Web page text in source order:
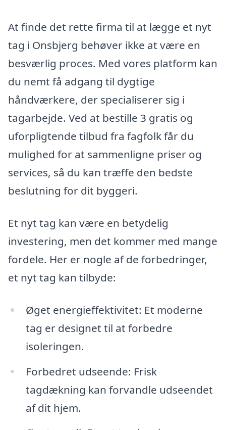
At finde det rette firma til at lægge et nyt
tag i Onsbjerg behøver ikke at være en
besværlig proces. Med vores platform kan
du nemt få adgang til dygtige
håndværkere, der specialiserer sig i
tagarbejde. Ved at bestille 3 gratis og
uforpligtende tilbud fra fagfolk får du
mulighed for at sammenligne priser og
services, så du kan træffe den bedste
beslutning for dit byggeri.
Et nyt tag kan være en betydelig
investering, men det kommer med mange
fordele. Her er nogle af de forbedringer,
et nyt tag kan tilbyde:
Øget energieffektivitet: Et moderne
tag er designet til at forbedre
isoleringen.
Forbedret udseende: Frisk
tagdækning kan forvandle udseendet
af dit hjem.